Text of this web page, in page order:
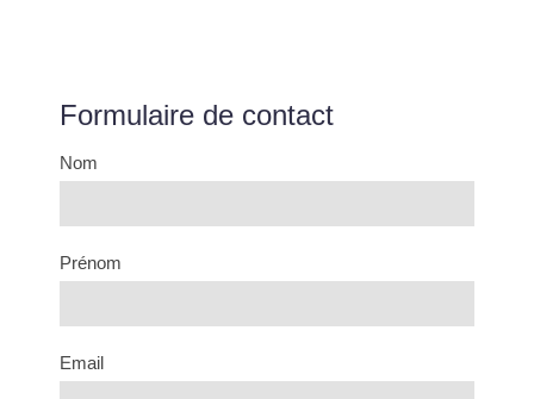
Formulaire de contact
Nom
Prénom
Email